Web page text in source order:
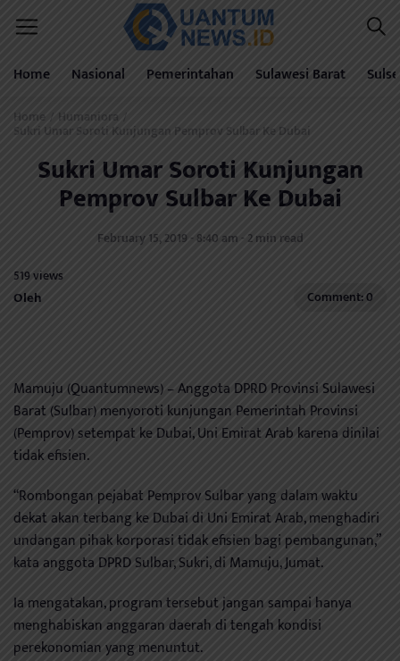
Home Nasional Pemerintahan Sulawesi Barat
Home / Humaniora /
Sukri Umar Soroti Kunjungan Pemprov Sulbar Ke Dubai
Sukri Umar Soroti Kunjungan
Pemprov Sulbar Ke Dubai
February 15, 2019 - 8:40 am - 2 min read
519 views
Oleh Comment: 0
Mamuju (Quantumnews) – Anggota DPRD Provinsi Sulawesi
Barat (Sulbar) menyoroti kunjungan Pemerintah Provinsi
(Pemprov) setempat ke Dubai, Uni Emirat Arab karena dinilai
tidak efisien.
“Rombongan pejabat Pemprov Sulbar yang dalam waktu
dekat akan terbang ke Dubai di Uni Emirat Arab, menghadiri
undangan pihak korporasi tidak efisien bagi pembangunan,”
kata anggota DPRD Sulbar, Sukri, di Mamuju, Jumat.
Ia mengatakan, program tersebut jangan sampai hanya
menghabiskan anggaran daerah di tengah kondisi
perekonomian yang menuntut.